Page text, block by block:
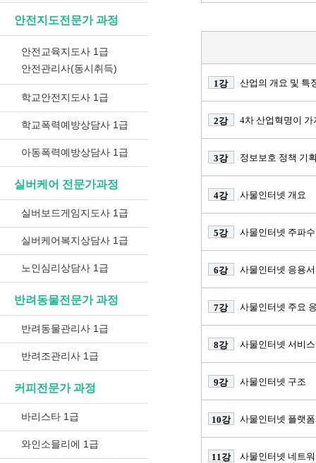
안전지도전문가 과정
안전교육지도사 1급
안전관리사(동시취득)
학교안전지도사 1급
학교폭력예방상담사 1급
아동폭력예방상담사 1급
실버케어 전문가과정
실버보드게임지도사 1급
실버케어복지상담사 1급
노인심리상담사 1급
반려동물전문가 과정
반려동물관리사 1급
반려조관리사 1급
커피전문가 과정
바리스타 1급
와인소믈리에 1급
1강 산업의 개요 및 특
2강 4차 산업혁명이
3강 정보보호 정책 기
4강 사물인터넷 개요
5강 사물인터넷 주파
6강 사물인터넷 응용
7강 사물인터넷 주요
8강 사물인터넷 서비
9강 사물인터넷 구조
10강 사물인터넷 플랫폼
11강 사물인터넷 네트